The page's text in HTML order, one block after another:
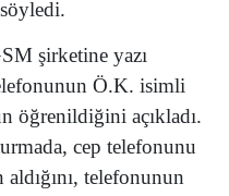
söyledi.
şirketine yazı
Ö.K. isimli
öğrenildiğini açıkladı.
cep telefonunu
telefonunun